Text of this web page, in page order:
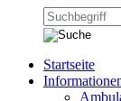
Startseite